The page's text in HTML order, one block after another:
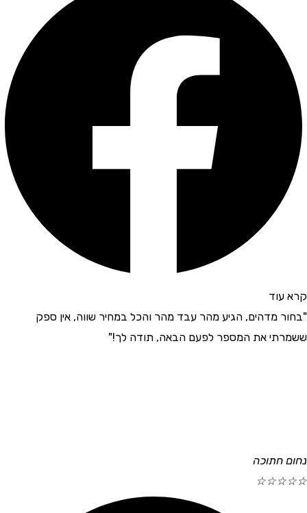
קרא עוד
"בחור מדהים, הגיע מהר עבד מהר והכל במחיר שווה, אין ספק
ששמרתי את המספר לפעם הבאה, תודה לך!"
נחום חתוכה
☆
☆
☆
☆
☆